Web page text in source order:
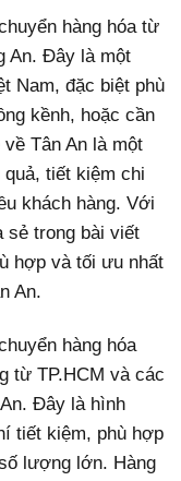
hàng hóa từ
An. Đây là một
Nam, đặc biệt phù
kềnh, hoặc cần
Tân An là một
quả, tiết kiệm chi
khách hàng. Với
sẻ trong bài viết
hợp và tối ưu nhất
An.
hàng hóa
từ TP.HCM và các
Đây là hình
tiết kiệm, phù hợp
lượng lớn. Hàng